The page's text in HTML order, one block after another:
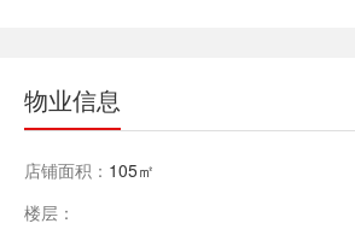
物业信息
店铺面积： 105㎡
楼层：